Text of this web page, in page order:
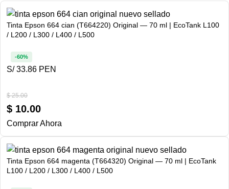
Tinta Epson 664 cian (T664220) Original — 70 ml | EcoTank L100
/ L200 / L300 / L400 / L500
$25.00
$ 10.00
-60%
S/ 33.86 PEN
Comprar Ahora
Tinta Epson 664 magenta (T664320) Original — 70 ml | EcoTank
L100 / L200 / L300 / L400 / L500